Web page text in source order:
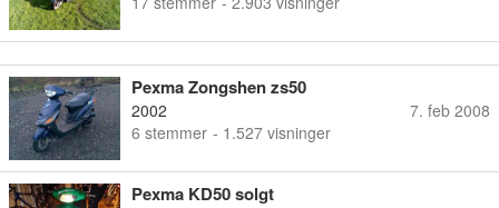
Pexma Zongshen zs50
2002
6 stemmer - 1.527 visninger
7. feb 2008
Pexma KD50 solgt